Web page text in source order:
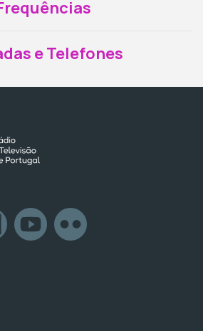
e Telefones